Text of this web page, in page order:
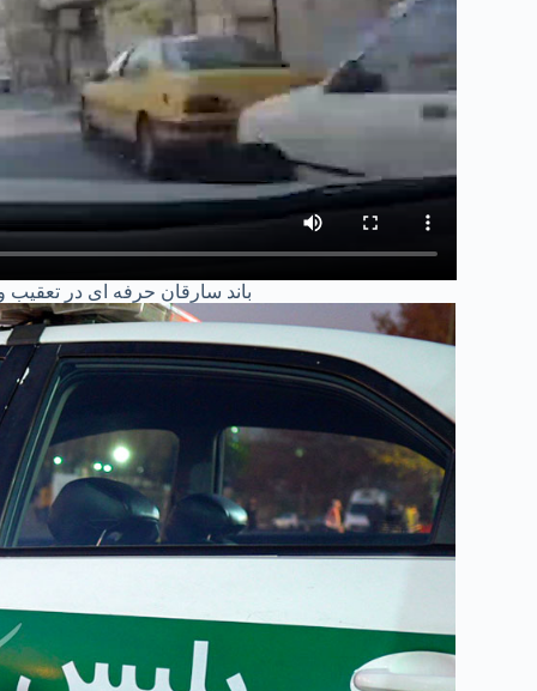
باند سارقان حرفه ای در